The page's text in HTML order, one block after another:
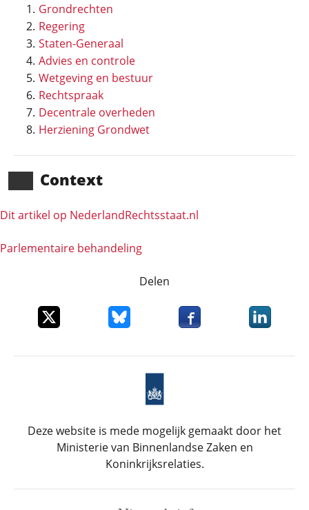
Grondrechten
Regering
Staten-Generaal
Advies en controle
Wetgeving en bestuur
Rechtspraak
Decentrale overheden
Herziening Grondwet
Context
Dit artikel op NederlandRechts­staat.nl
Parlementaire behandeling
Delen
Deel dit item op XDeel dit item op Bluesky
Deel dit item opDeel dit
Deze website is mede mogelijk gemaakt door het
Ministerie van Binnenlandse Zaken en
Koninkrijksrelaties.